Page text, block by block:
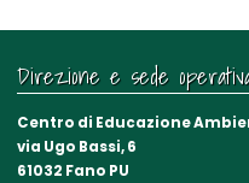
Direzione e sede
Centro di Educazione
via Ugo Bassi, 6
61032 Fano PU